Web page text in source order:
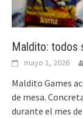
Maldito: todos
mayo 1, 2026
Maldito Games
de mesa.
durante el mes